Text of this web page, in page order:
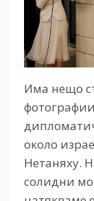
Има нещо
около
Нетаняху.
солидни